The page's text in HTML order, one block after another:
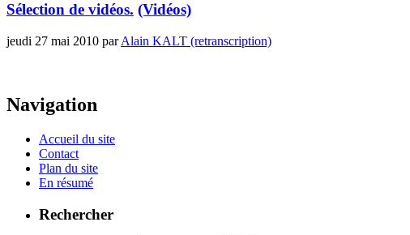
Sélection de vidéos. (Vidéos)
jeudi 27 mai 2010 parAlain KALT (retranscription)
Navigation
Accueil du site
Contact
Plan du site
En résumé
Rechercher